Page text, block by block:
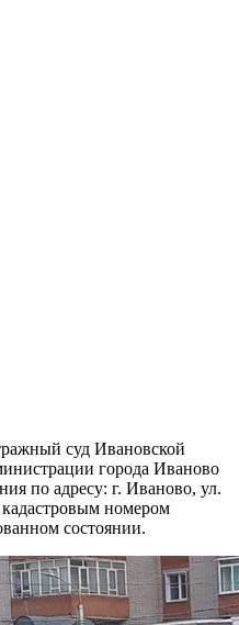
суд Ивановской
города Иваново
по адресу: г. Иваново, ул.
номером
состоянии.